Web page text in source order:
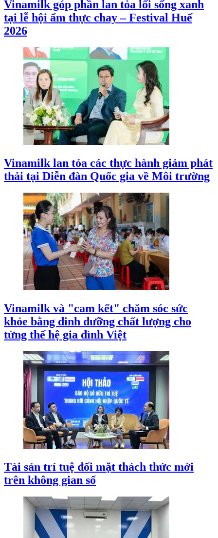
Vinamilk góp phần lan tỏa lối sống xanh
tại lễ hội ẩm thực chay – Festival Huế
2026
Vinamilk lan tỏa các thực hành giảm phát
thải tại Diễn đàn Quốc gia về Môi trường
Vinamilk và "cam kết" chăm sóc sức
khỏe bằng dinh dưỡng chất lượng cho
từng thế hệ gia đình Việt
Tài sản trí tuệ đối mặt thách thức mới
trên không gian số